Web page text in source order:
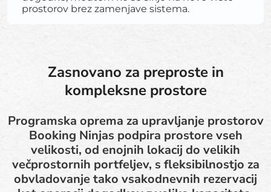
prostorov brez zamenjave sistema.
Zasnovano za preproste in
kompleksne prostore
Programska oprema za upravljanje prostorov
Booking Ninjas podpira prostore vseh
velikosti, od enojnih lokacij do velikih
večprostornih portfeljev, s fleksibilnostjo za
obvladovanje tako vsakodnevnih rezervacij